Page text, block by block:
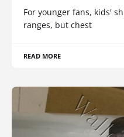
For younger fans, kids'
ranges, but chest
READ MORE